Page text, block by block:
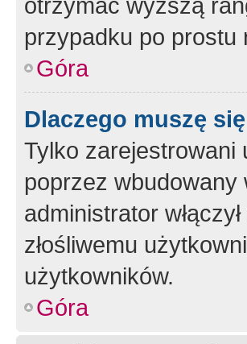
przypadku po prostu
Góra
Dlaczego muszę
Tylko zarejestrowani
poprzez wbudowany
administrator
złośliwemu
użytkowników.
Góra